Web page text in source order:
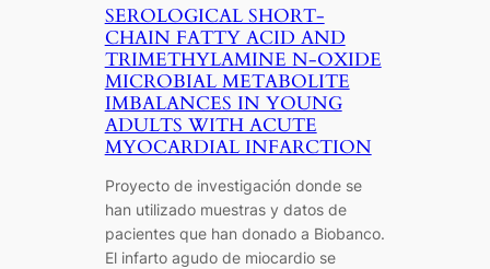
SEROLOGICAL SHORT-
CHAIN FATTY ACID AND
TRIMETHYLAMINE N-OXIDE
MICROBIAL METABOLITE
IMBALANCES IN YOUNG
ADULTS WITH ACUTE
MYOCARDIAL INFARCTION
Proyecto de investigación donde se
han utilizado muestras y datos de
pacientes que han donado a Biobanco.
El infarto agudo de miocardio se